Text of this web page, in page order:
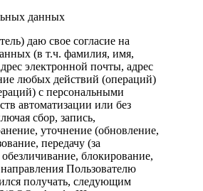
данных
даю свое согласие на
(в т.ч. фамилия, имя,
электронной почты, адрес
любых действий (операций)
с персональными
автоматизации или без
сбор, запись,
уточнение (обновление,
передачу (за
блокирование,
Пользователю
получать, следующим